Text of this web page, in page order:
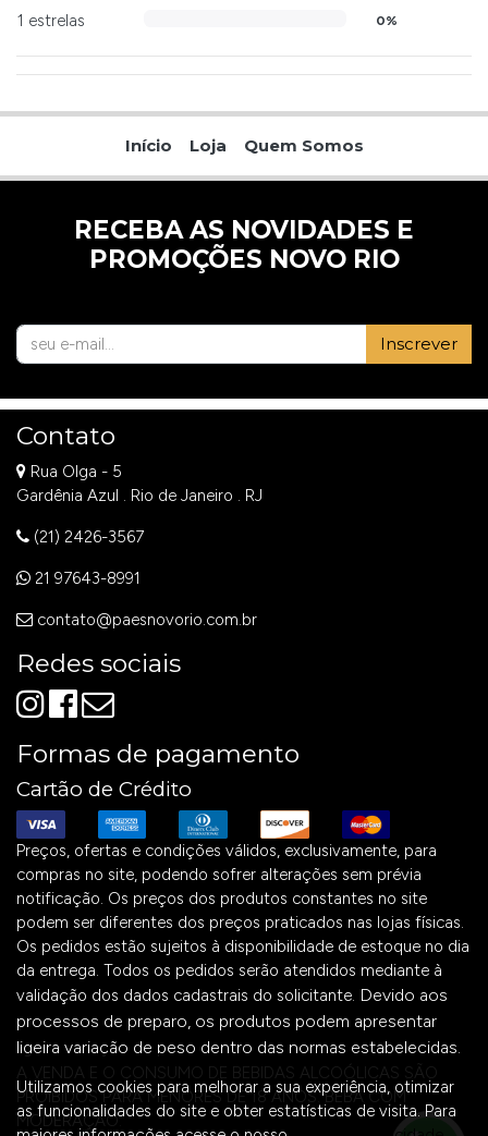
1 estrelas 0%
Início Loja Quem Somos
RECEBA AS NOVIDADES E
PROMOÇÕES NOVO RIO
Inscrever
Contato
Rua Olga - 5
Gardênia Azul . Rio de Janeiro . RJ
(21) 2426-3567
21 97643-8991
contato@paesnovorio.com.br
Redes sociais
Formas de pagamento
Cartão de Crédito
Preços, ofertas e condições válidos, exclusivamente, para
compras no site, podendo sofrer alterações sem prévia
notificação. Os preços dos produtos constantes no site
podem ser diferentes dos preços praticados nas lojas físicas.
Os pedidos estão sujeitos à disponibilidade de estoque no dia
da entrega. Todos os pedidos serão atendidos mediante à
validação dos dados cadastrais do solicitante. Devido aos
processos de preparo, os produtos podem apresentar
ligeira variação de peso dentro das normas estabelecidas.
A VENDA E O CONSUMO DE BEBIDAS ALCOÓLICAS SÃO
PROIBIDOS PARA MENORES DE 18 ANOS. BEBA COM
MODERAÇÃO.
Utilizamos cookies para melhorar a sua experiência, otimizar
as funcionalidades do site e obter estatísticas de visita. Para